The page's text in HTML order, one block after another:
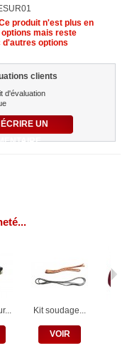
produit n'est plus en
mais reste
d'autres options
clients
d'évaluation
UN
Kit soudage...
VOIR